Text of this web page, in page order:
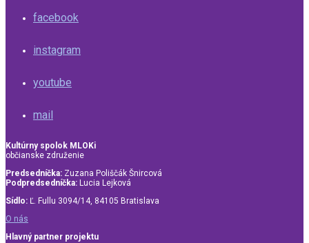
facebook
instagram
youtube
mail
Kultúrny spolok MLOKi
občianske združenie
Predsedníčka: Zuzana Poliščák Šnircová
Podpredsedníčka: Lucia Lejková
Sídlo: Ľ. Fullu 3094/14, 84105 Bratislava
O nás
Hlavný partner projektu